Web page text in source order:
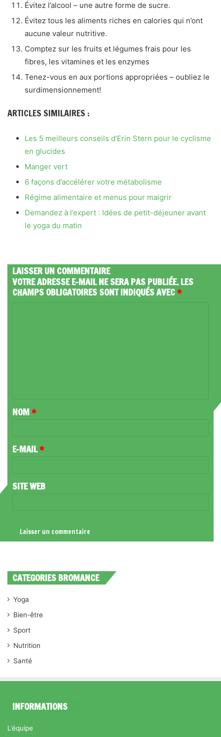
Évitez l’alcool – une autre forme de sucre.
Évitez tous les aliments riches en calories qui n’ont
aucune valeur nutritive.
Comptez sur les fruits et légumes frais pour les
fibres, les vitamines et les enzymes
Tenez-vous en aux portions appropriées – oubliez le
surdimensionnement!
ARTICLES SIMILAIRES :
Les 5 meilleurs conseils d’Erin Stern pour le cyclisme
en glucides
Manger vert
6 façons d’accélérer votre métabolisme
Régime alimentaire et menus pour maigrir
Demandez à l’expert : Idées de petit-déjeuner avant
le yoga du matin
LAISSER UN COMMENTAIRE
VOTRE ADRESSE E-MAIL NE SERA PAS PUBLIÉE.LES
CHAMPS OBLIGATOIRES SONT INDIQUÉS AVEC*
A
R
NOM*
E-MAIL*
SITE WEB
CATEGORIES BROMANCE
Yoga
Bien-être
Sport
Nutrition
Santé
INFORMATIONS
L’équipe